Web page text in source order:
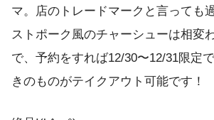
マ。店のトレードマークと言っても
ストポーク風のチャーシューは相変
で、予約をすれば12/30〜12/31限定
きのものがテイクアウト可能です！